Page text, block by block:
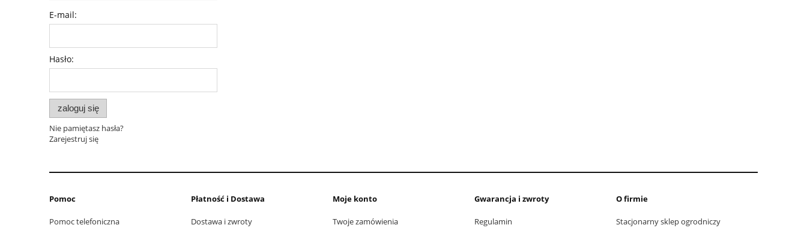
E-mail:
Hasło:
zaloguj się
Nie pamiętasz hasła?
Zarejestruj się
Pomoc
Pomoc telefoniczna
Płatność i Dostawa
Dostawa i zwroty
Moje konto
Twoje zamówienia
Gwarancja i zwroty
Regulamin
O firmie
Stacjonarny sklep ogrodniczy